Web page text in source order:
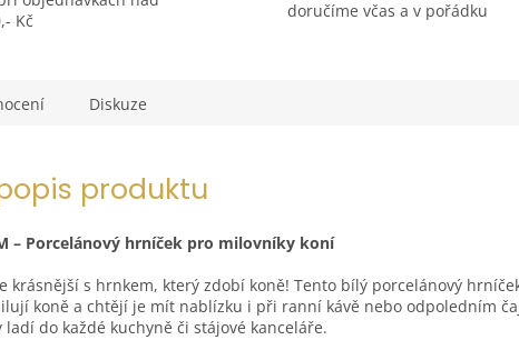
Kč
doručíme včas a v pořádku
Diskuze
produktu
– Porcelánový hrníček pro milovníky koní
krásnější s hrnkem, který zdobí koně! Tento bílý porcelánový
koně a chtějí je mít nablízku i při ranní kávě nebo odpoledním
ladí do každé kuchyně či stájové kanceláře.